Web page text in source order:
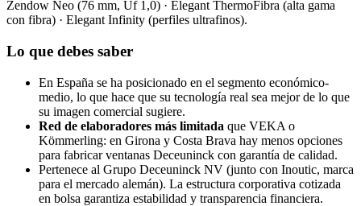
Zendow Neo (76 mm, Uf 1,0) · Elegant ThermoFibra (alta gama
con fibra) · Elegant Infinity (perfiles ultrafinos).
Lo que debes saber
En España se ha posicionado en el segmento económico-
medio, lo que hace que su tecnología real sea mejor de lo que
su imagen comercial sugiere.
Red de elaboradores más limitada que VEKA o
Kömmerling: en Girona y Costa Brava hay menos opciones
para fabricar ventanas Deceuninck con garantía de calidad.
Pertenece al Grupo Deceuninck NV (junto con Inoutic, marca
para el mercado alemán). La estructura corporativa cotizada
en bolsa garantiza estabilidad y transparencia financiera.